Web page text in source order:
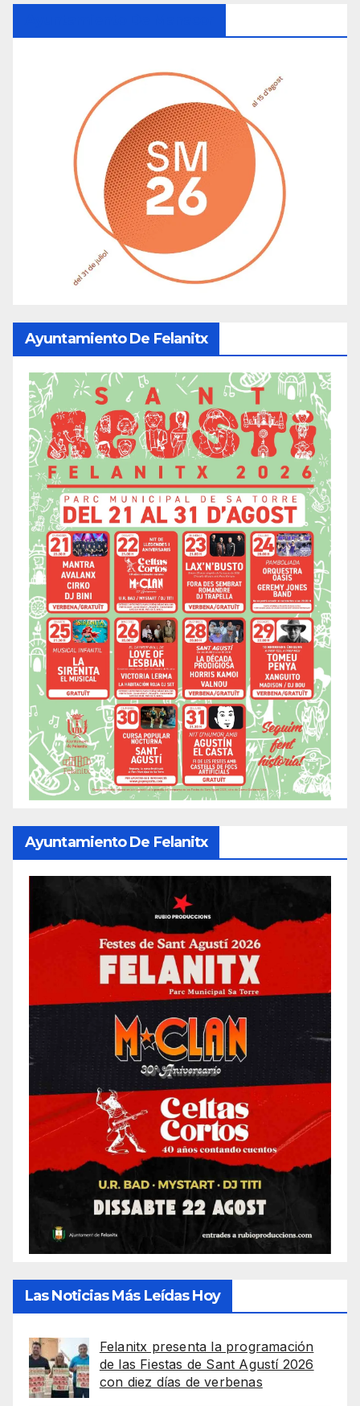
Ayuntamiento De Felanitx
Ayuntamiento De Felanitx
Las Noticias Más Leídas Hoy
Felanitx presenta la programación
de las Fiestas de Sant Agustí 2026
con diez días de verbenas